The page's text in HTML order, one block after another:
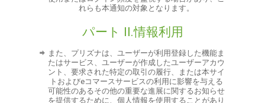
れらも本通知の対象となります。
パート II.情報利用
また、プリズナは、ユーザーが利用登録した機能ま
たはサービス、ユーザーが作成したユーザーアカウ
ント、要求された特定の取引の履行、または本サイ
トおよびeコマースサービスの利用に影響を与える
可能性のあるその他の重要な進展に関するお知らせ
を提供するために、個人情報を使用することがあり